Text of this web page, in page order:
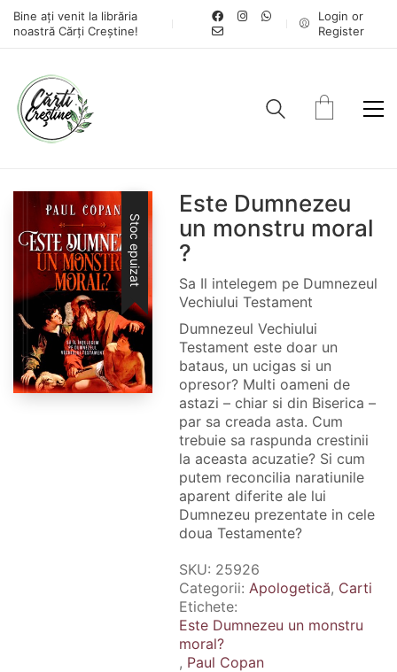
Bine ați venit la librăria
noastră Cărți Creștine!
Login or
Register
Stoc epuizat
Este Dumnezeu
un monstru moral
?
Sa Il intelegem pe Dumnezeul
Vechiului Testament
Dumnezeul Vechiului
Testament este doar un
bataus, un ucigas si un
opresor? Multi oameni de
astazi – chiar si din Biserica –
par sa creada asta. Cum
trebuie sa raspunda crestinii
la aceasta acuzatie? Si cum
putem reconcilia naratiunile
aparent diferite ale lui
Dumnezeu prezentate in cele
doua Testamente?
SKU: 25926
Categorii: Apologetică, Carti
Etichete:
Este Dumnezeu un monstru
moral?
, Paul Copan